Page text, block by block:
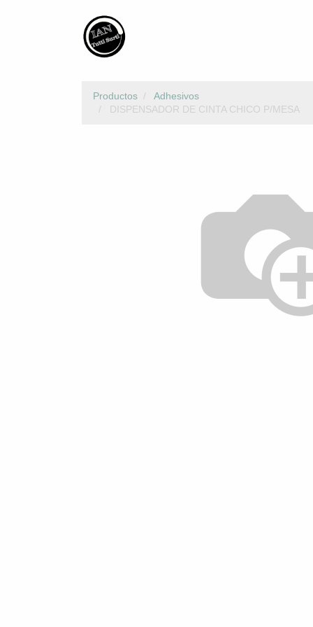
Productos
Adhesivos
DISPENSADOR DE CINTA CHICO P/MESA